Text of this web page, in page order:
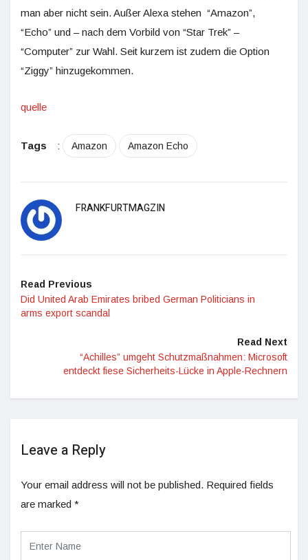
man aber nicht sein. Außer Alexa stehen “Amazon”,
“Echo” und – nach dem Vorbild von “Star Trek” –
“Computer” zur Wahl. Seit kurzem ist zudem die Option
“Ziggy” hinzugekommen.
quelle
Tags : Amazon Amazon Echo
FRANKFURTMAGZIN
Read Previous
Did United Arab Emirates bribed German Politicians in
arms export scandal
Read Next
“Achilles” umgeht Schutzmaßnahmen: Microsoft
entdeckt fiese Sicherheits-Lücke in Apple-Rechnern
Leave a Reply
Your email address will not be published. Required fields
are marked *